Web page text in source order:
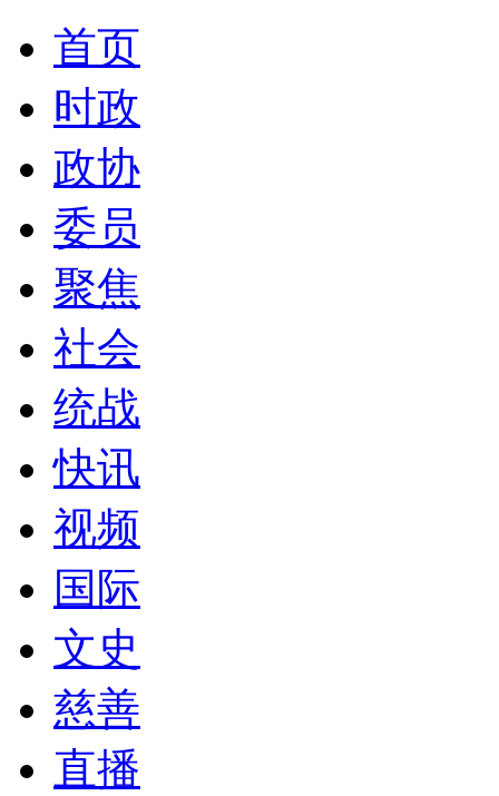
首页
时政
政协
委员
聚焦
社会
统战
快讯
视频
国际
文史
慈善
直播